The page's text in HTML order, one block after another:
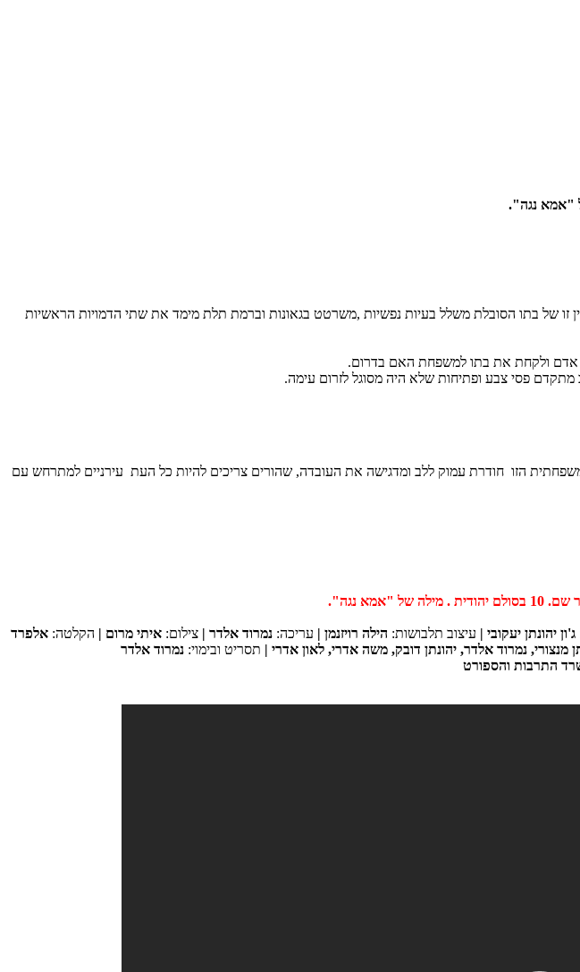
"אמא נגה".
של בתו הסובלת משלל בעיות נפשיות ,משרטט בגאונות וברמת תלת מימד את שתי הדמויות הראשיות
אדם ולקחת את בתו למשפחת האם בדרום.
מתקדם פסי צבע ופתיחות שלא היה מסוגל לזרום עימה.
הזו חודרת עמוק ללב ומדגישה את העובדה, שהורים צריכים להיות כל העת עירניים למתרחש עם
נגה".
ג'ון יהונתן יעקובי | עיצוב תלבושות: הילה רויזנמן | עריכה: נמרוד אלדר | צילום: איתי מרום | הקלטה: אלפרד
מנצורי, נמרוד אלדר, יהונתן דובק, משה אדרי, לאון אדרי | תסריט ובימוי: נמרוד אלדר
התרבות והספורט